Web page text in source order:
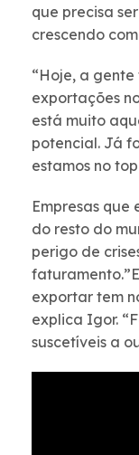
que precisa
crescendo
“Hoje, a gente
exportações
está muito
potencial. Já
estamos no top
Empresas
do resto do
perigo de
exportar tem
explica Igor.
suscetíveis a